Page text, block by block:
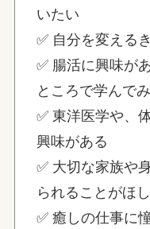
いたい
✅ 自分を変える
✅ 腸活に興味が
ところで学んで
✅ 東洋医学や、
興味がある
✅ 大切な家族や
られることがほ
✅ 癒しの仕事に